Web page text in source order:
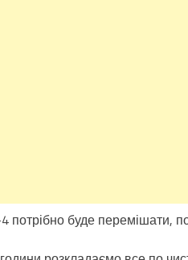
потрібно буде перемішати,